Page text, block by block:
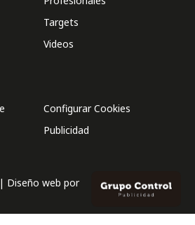
Targets
Videos
Configurar Cookies
Publicidad
Diseño web por